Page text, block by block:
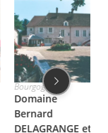
Bourgogne
Domaine
Bernard
DELAGRANGE et